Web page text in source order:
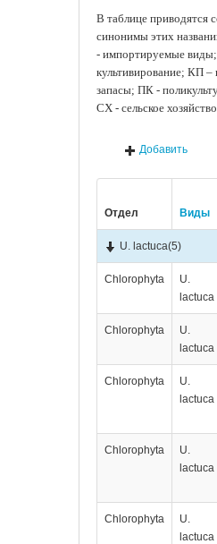
В таблице приводятся
синонимы этих
- импортируемые
культивирование; КП
запасы; ПК -
СХ - сельское
Добавить
Отдел Виды
U. lactuca(5)
Chlorophyta
U.
lactuca
Chlorophyta
U.
lactuca
Chlorophyta
U.
lactuca
Chlorophyta
U.
lactuca
Chlorophyta
U.
lactuca